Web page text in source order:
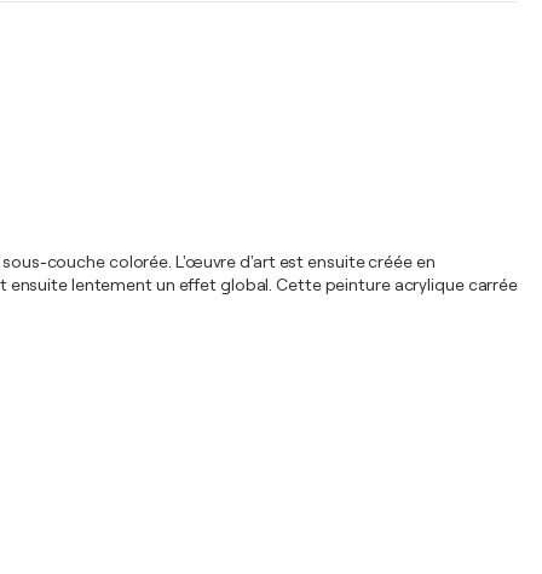
couche colorée. L'œuvre d'art est ensuite créée en
lentement un effet global. Cette peinture acrylique carrée